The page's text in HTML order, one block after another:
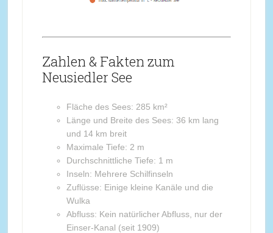
Zahlen & Fakten zum
Neusiedler See
Fläche des Sees: 285 km²
Länge und Breite des Sees: 36 km lang
und 14 km breit
Maximale Tiefe: 2 m
Durchschnittliche Tiefe: 1 m
Inseln: Mehrere Schilfinseln
Zuflüsse: Einige kleine Kanäle und die
Wulka
Abfluss: Kein natürlicher Abfluss, nur der
Einser-Kanal (seit 1909)